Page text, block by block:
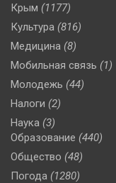
Крым (1177)
Культура (816)
Медицина (8)
Мобильная связь (1)
Молодежь (44)
Налоги (2)
Наука (3)
Образование (440)
Общество (48)
Погода (1280)